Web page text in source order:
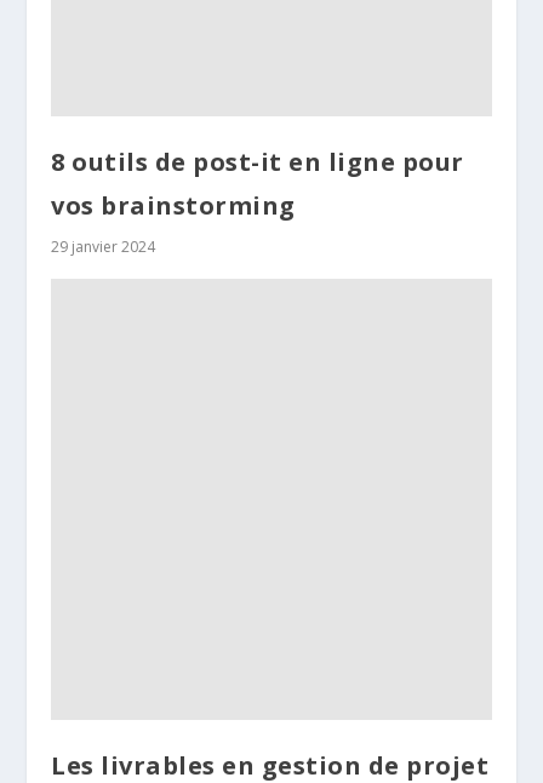
8 outils de post-it en ligne pour
vos brainstorming
29 janvier 2024
Les livrables en gestion de projet